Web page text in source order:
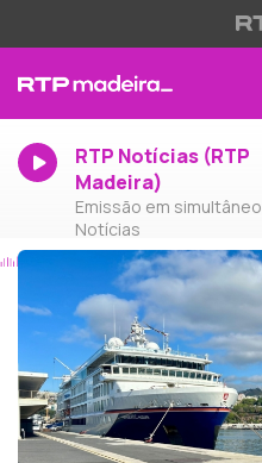
RTP Notícias (RTP
Madeira)
Emissão em
Notícias